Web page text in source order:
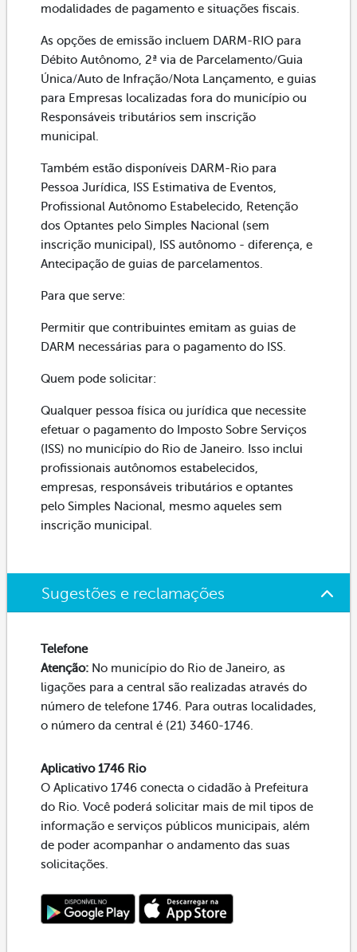
modalidades de pagamento e situações fiscais.
As opções de emissão incluem DARM-RIO para
Débito Autônomo, 2ª via de Parcelamento/Guia
Única/Auto de Infração/Nota Lançamento, e guias
para Empresas localizadas fora do município ou
Responsáveis tributários sem inscrição
municipal.
Também estão disponíveis DARM-Rio para
Pessoa Jurídica, ISS Estimativa de Eventos,
Profissional Autônomo Estabelecido, Retenção
dos Optantes pelo Simples Nacional (sem
inscrição municipal), ISS autônomo - diferença, e
Antecipação de guias de parcelamentos.
Para que serve:
Permitir que contribuintes emitam as guias de
DARM necessárias para o pagamento do ISS.
Quem pode solicitar:
Qualquer pessoa física ou jurídica que necessite
efetuar o pagamento do Imposto Sobre Serviços
(ISS) no município do Rio de Janeiro. Isso inclui
profissionais autônomos estabelecidos,
empresas, responsáveis tributários e optantes
pelo Simples Nacional, mesmo aqueles sem
inscrição municipal.
Sugestões e reclamações
Telefone
Atenção: No município do Rio de Janeiro, as
ligações para a central são realizadas através do
número de telefone 1746. Para outras localidades,
o número da central é (21) 3460-1746.
Aplicativo 1746 Rio
O Aplicativo 1746 conecta o cidadão à Prefeitura
do Rio. Você poderá solicitar mais de mil tipos de
informação e serviços públicos municipais, além
de poder acompanhar o andamento das suas
solicitações.